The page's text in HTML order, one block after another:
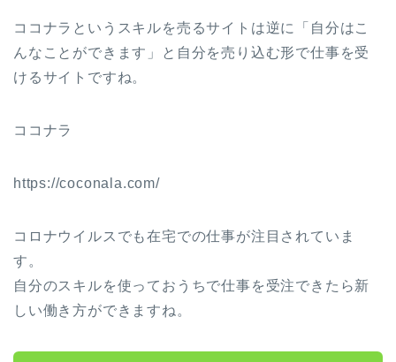
ココナラというスキルを売るサイトは逆に「自分はこ
んなことができます」と自分を売り込む形で仕事を受
けるサイトですね。
ココナラ
https://coconala.com/
コロナウイルスでも在宅での仕事が注目されていま
す。
自分のスキルを使っておうちで仕事を受注できたら新
しい働き方ができますね。